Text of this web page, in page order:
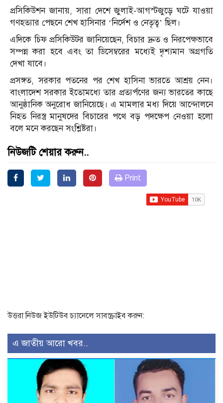
প্রসিকিউশন জানায়, সারা দেশে জুলাই-আগস্টজুড়ে ঘটে যাওয়া
গণহত্যার পেছনে শেখ হাসিনার ‘নির্দেশ ও নেতৃত্ব’ ছিল।
এদিকে চিফ প্রসিকিউটর জানিয়েছেন, বিচার দ্রুত ও নিরপেক্ষভাবে
সম্পন্ন করা হবে এবং তা ডিসেম্বরের মধ্যেই দৃশ্যমান অগ্রগতি
দেখা যাবে।
প্রসঙ্গত, সরকার পতনের পর শেখ হাসিনা ভারতে আশ্রয় নেন।
বাংলাদেশ সরকার ইতোমধ্যে তার প্রত্যর্পণের জন্য ভারতের কাছে
আনুষ্ঠানিক অনুরোধ জানিয়েছে। এ মামলার মধ্য দিয়ে আন্দোলনে
নিহত নিরস্ত্র মানুষদের বিচারের পথে বড় পদক্ষেপ নেওয়া হলো
বলে মনে করছেন সংশ্লিষ্টরা।
নিউজটি শেয়ার করুন..
Print
উত্তরা নিউজ ইউটিউব চ্যানেলে সাবস্ক্রাইব করুন:
এ জাতীয় আরো খবর..